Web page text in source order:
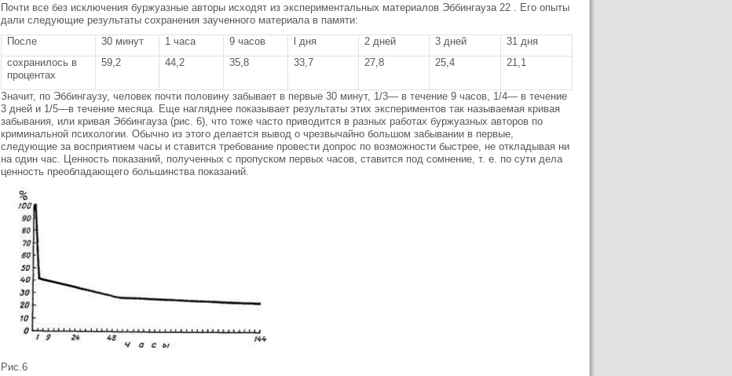
Почти все без исключения буржуазные авторы исходят из экспериментальных материалов Эббингауза 22 . Его опыты
дали следующие результаты сохранения заученного материала в памяти:
После
30 минут 1 часа 9 часов l дня 2 дней 3 дней
31 дня
сохранилось в
процентах
59,2 44,2 35,8 33,7 27,8 25,4 21,1
Значит, по Эббингаузу, человек почти половину забывает в первые 30 минут, 1/3— в течение 9 часов, 1/4— в течение
3 дней и 1/5—в течение месяца. Еще нагляднее показывает результаты этих экспериментов так называемая кривая
забывания, или кривая Эббингауза (рис. 6), что тоже часто приводится в разных работах буржуазных авторов по
криминальной психологии. Обычно из этого делается вывод о чрезвычайно большом забывании в первые,
следующие за восприятием часы и ставится требование провести допрос по возможности быстрее, не откладывая ни
на один час. Ценность показаний, полученных с пропуском первых часов, ставится под сомнение, т. е. по сути дела
ценность преобладающего большинства показаний.
Рис.6